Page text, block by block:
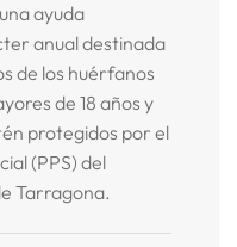
ayuda
anual destinada
de los huérfanos
de 18 años y
protegidos por el
(PPS) del
Tarragona.